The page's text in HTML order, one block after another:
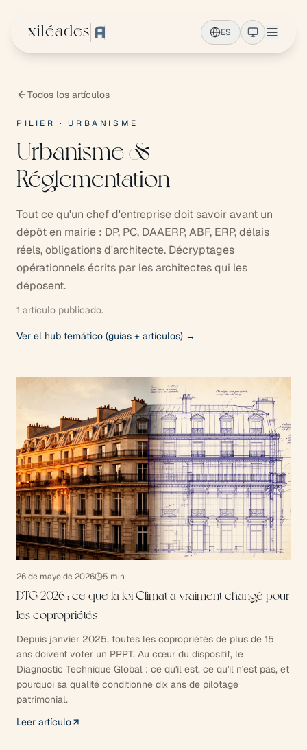
xiléades
ES
Todos los artículos
PILIER · URBANISME
Urbanisme &
Réglementation
Tout ce qu'un chef d'entreprise doit savoir avant un
dépôt en mairie : DP, PC, DAAERP, ABF, ERP, délais
réels, obligations d'architecte. Décryptages
opérationnels écrits par les architectes qui les
déposent.
1 artículo publicado.
Ver el hub temático (guías + artículos) →
26 de mayo de 2026 5 min
DTG 2026 : ce que la loi Climat a vraiment changé pour
les copropriétés
Depuis janvier 2025, toutes les copropriétés de plus de 15
ans doivent voter un PPPT. Au cœur du dispositif, le
Diagnostic Technique Global : ce qu'il est, ce qu'il n'est pas, et
pourquoi sa qualité conditionne dix ans de pilotage
patrimonial.
Leer artículo